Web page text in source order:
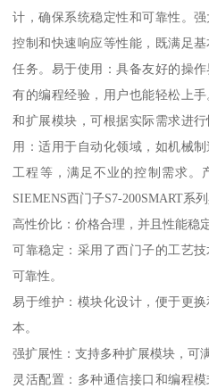
计，确保系统稳定性和可靠性。
控制和快速响应等性能，既满足
任务。易于使用：具备友好的操
有的编程经验，用户也能轻松上
和扩展模块，可根据实际需求进
用：适用于自动化领域，如机械
工程等，满足不业的控制需求。
SIEMENS西门子S7-200SMART系
高性价比：价格合理，并且性能稳
可靠稳定：采用了西门子的工艺
可靠性。
易于维护：模块化设计，便于更
本。
强扩展性：支持多种扩展模块，可
灵活配置：多种通信接口和编程